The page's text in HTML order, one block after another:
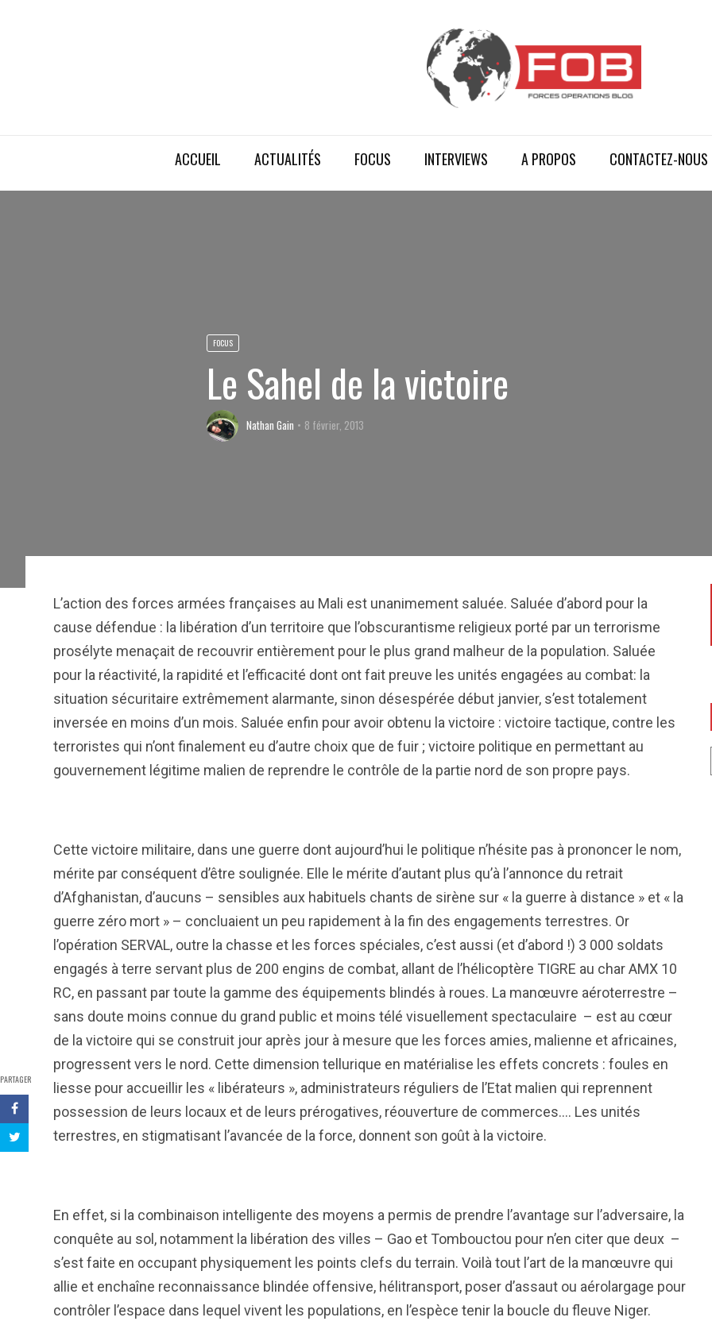
ACCUEIL ACTUALITÉS FOCUS INTERVIEWS A PROPOS CONTACTEZ-NOUS
FOCUS
Le Sahel de la victoire
Nathan Gain 8 février, 2013
PARTAGER
L’action des forces armées françaises au Mali est unanimement saluée. Saluée d’abord pour la
cause défendue : la libération d’un territoire que l’obscurantisme religieux porté par un terrorisme
prosélyte menaçait de recouvrir entièrement pour le plus grand malheur de la population. Saluée
pour la réactivité, la rapidité et l’efficacité dont ont fait preuve les unités engagées au combat: la
situation sécuritaire extrêmement alarmante, sinon désespérée début janvier, s’est totalement
inversée en moins d’un mois. Saluée enfin pour avoir obtenu la victoire : victoire tactique, contre les
terroristes qui n’ont finalement eu d’autre choix que de fuir ; victoire politique en permettant au
gouvernement légitime malien de reprendre le contrôle de la partie nord de son propre pays.
Cette victoire militaire, dans une guerre dont aujourd’hui le politique n’hésite pas à prononcer le nom,
mérite par conséquent d’être soulignée. Elle le mérite d’autant plus qu’à l’annonce du retrait
d’Afghanistan, d’aucuns – sensibles aux habituels chants de sirène sur « la guerre à distance » et « la
guerre zéro mort » – concluaient un peu rapidement à la fin des engagements terrestres. Or
l’opération SERVAL, outre la chasse et les forces spéciales, c’est aussi (et d’abord !) 3 000 soldats
engagés à terre servant plus de 200 engins de combat, allant de l’hélicoptère TIGRE au char AMX 10
RC, en passant par toute la gamme des équipements blindés à roues. La manœuvre aéroterrestre –
sans doute moins connue du grand public et moins télé visuellement spectaculaire – est au cœur
de la victoire qui se construit jour après jour à mesure que les forces amies, malienne et africaines,
progressent vers le nord. Cette dimension tellurique en matérialise les effets concrets : foules en
liesse pour accueillir les « libérateurs », administrateurs réguliers de l’Etat malien qui reprennent
possession de leurs locaux et de leurs prérogatives, réouverture de commerces…. Les unités
terrestres, en stigmatisant l’avancée de la force, donnent son goût à la victoire.
En effet, si la combinaison intelligente des moyens a permis de prendre l’avantage sur l’adversaire, la
conquête au sol, notamment la libération des villes – Gao et Tombouctou pour n’en citer que deux –
s’est faite en occupant physiquement les points clefs du terrain. Voilà tout l’art de la manœuvre qui
allie et enchaîne reconnaissance blindée offensive, hélitransport, poser d’assaut ou aérolargage pour
contrôler l’espace dans lequel vivent les populations, en l’espèce tenir la boucle du fleuve Niger.